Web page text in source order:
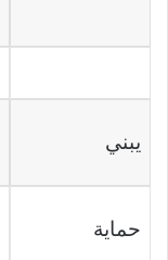
يبني
حماية